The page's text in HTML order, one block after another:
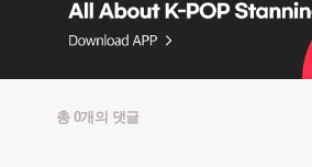
총 0개의 댓글